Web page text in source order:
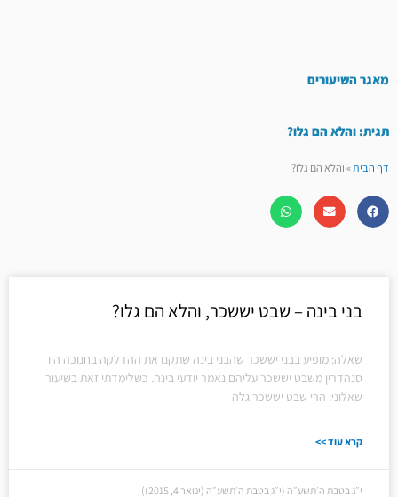
מאגר השיעורים
תגית: והלא הם גלו?
דף הבית»והלא הם גלו?
בני בינה – שבט יששכר, והלא הם גלו?
שאלה: מופיע בבני יששכר שהבני בינה שתקנו את ההדלקה בחנוכה היו
סנהדרין משבט יששכר עליהם נאמר יודעי בינה. כשלימדתי זאת בשיעור
שאלוני: הרי שבט יששכר גלה
קרא עוד >>
י״ג בטבת ה׳תשע״ה (י״ג בטבת ה׳תשע״ה (ינואר 4, 2015))